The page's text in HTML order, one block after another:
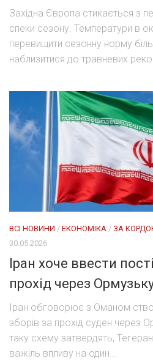
Західна Європа стикається з
спеки сезону. Температури в
перевищити сезонну норму
наблизитися до травневих
ВСІ НОВИНИ / ЕКОНОМІКА / ЗА
30.05.2026
Іран хоче ввести
прохід через
Іран обговорює з Оманом
зборів за прохід суден через
таку схему затвердять,
важіль впливу на один...